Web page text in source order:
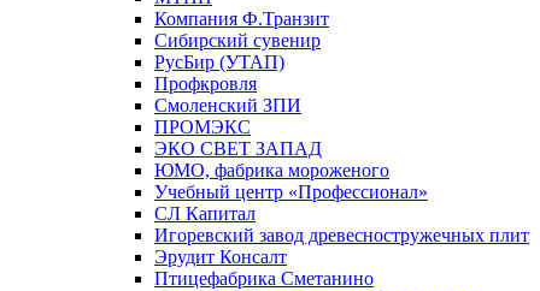
Компания Ф.Транзит
Сибирский сувенир
РусБир (УТАП)
Профкровля
Смоленский ЗПИ
ПРОМЭКС
ЭКО СВЕТ ЗАПАД
ЮМО, фабрика мороженого
Учебный центр «Профессионал»
СЛ Капитал
Игоревский завод древесностружечных плит
Эрудит Консалт
Птицефабрика Сметанино